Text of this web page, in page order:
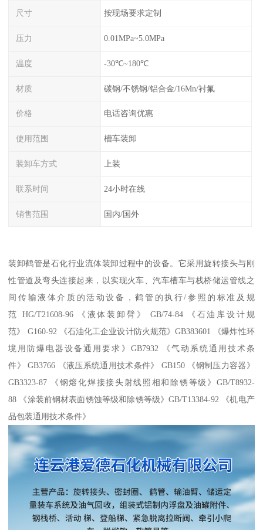
尺寸 按现场要求定制
压力 0.01MPa~5.0MPa
温度 -30℃~180℃
材质 碳钢/不锈钢/铝合金/16Mn/衬氟
价格 电话咨询优惠
使用范围 槽车装卸
装卸车方式 上装
联系时间 24小时在线
销售范围 国内/国外
装卸鹤管是石化行业流体装卸过程中的设备。它采用旋转接头与刚
性管道及弯头连接起来，以实现火车、汽车槽车与栈桥储运管线之
间传输液体介质的活动设备，鹤管的执行/参照的标准及规
范 HG/T21608-96 《液体装卸臂》 GB/74-84 《石油库设计规
范》 G160-92 《石油化工企业设计防火规范》GB383601 《爆炸性环
境用防爆电器设备通用要求》GB7932 《气动系统通用技术条
件》 GB3766 《液压系统通用技术条件》 GB150 《钢制压力容器》
GB3323-87 《钢熔化焊接接头射线照相和除锈等级》GB/T8932-
88 《涂装前钢材表面锈蚀等级和除锈等级》GB/T13384-92 《机电产
品包装通用技术条件》